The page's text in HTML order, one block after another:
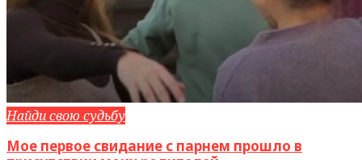
Найди свою судьбу
Мое первое свидание с парнем прошло в